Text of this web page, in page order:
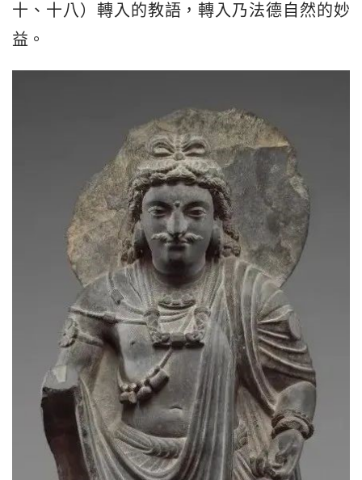
十、十八）轉入的教語，轉入乃法德自然的妙
益。